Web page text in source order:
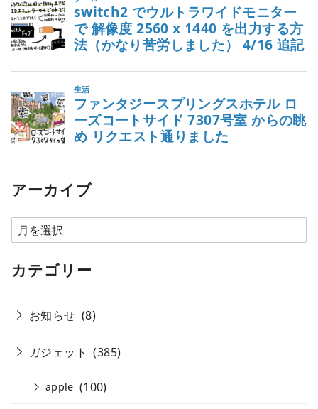
アーカイブ
ア
ー
カ
カテゴリー
お知らせ (8)
ガジェット (385)
apple (100)